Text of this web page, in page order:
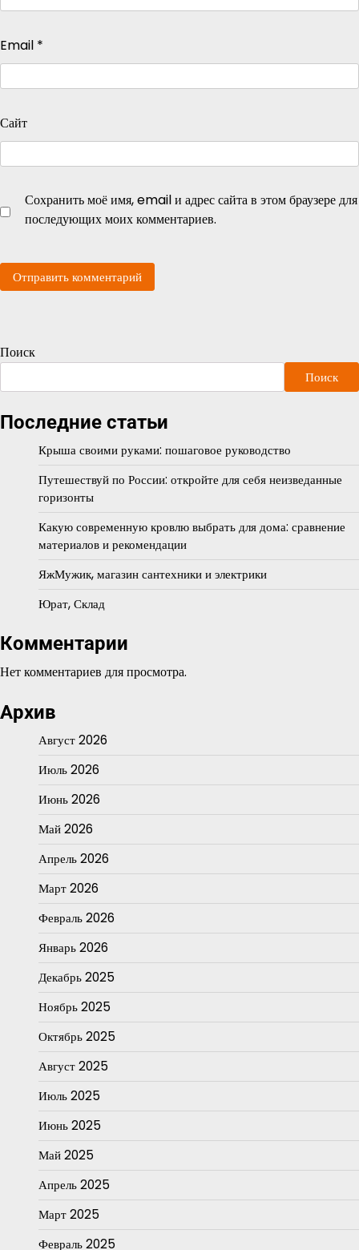
Email *
Сайт
Сохранить моё имя, email и адрес сайта в этом браузере для
последующих моих комментариев.
Поиск
Поиск
Последние статьи
Крыша своими руками: пошаговое руководство
Путешествуй по России: откройте для себя неизведанные
горизонты
Какую современную кровлю выбрать для дома: сравнение
материалов и рекомендации
ЯжМужик, магазин сантехники и электрики
Юрат, Склад
Комментарии
Нет комментариев для просмотра.
Архив
Август 2026
Июль 2026
Июнь 2026
Май 2026
Апрель 2026
Март 2026
Февраль 2026
Январь 2026
Декабрь 2025
Ноябрь 2025
Октябрь 2025
Август 2025
Июль 2025
Июнь 2025
Май 2025
Апрель 2025
Март 2025
Февраль 2025